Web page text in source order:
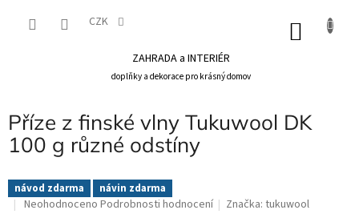
CZK
ZAHRADA a INTERIÉR
doplňky a dekorace pro krásný domov
Příze z finské vlny Tukuwool DK
100 g různé odstíny
návod zdarma návin zdarma
Průměrné
Neohodnoceno Podrobnosti hodnocení Značka:tukuwool